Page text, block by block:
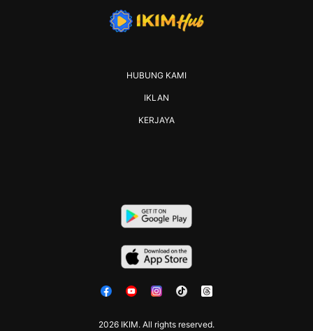
2026 IKIM. All rights reserved.
HUBUNG KAMI
IKLAN
KERJAYA